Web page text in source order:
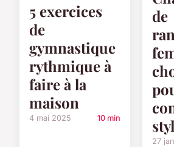
5 exercices
de
gymnastique
rythmique à
faire à la
maison
4 mai 2025 10 min
de
27